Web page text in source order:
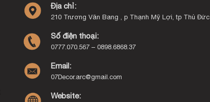
Địa chỉ:
210 Trương Văn Bang , p Thạnh Mỹ Lợi, tp Thủ Đức
Số điện thoại:
0777.070.567 – 0898.6868.37
Email:
07Decor.arc@gmail.com
Website: